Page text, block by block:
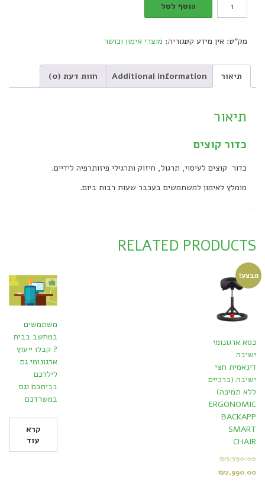
קוצים
הוסף לסל
מק"ט: אין מידע קטגוריה: מוצרי אימון וכושר
תיאור Additional information חוות דעת (0)
תיאור
כדור קוצים
כדור קוצים לעיסוי, תרגול, חיזוק ותרגילי פיזותרפיה לידיים.
מומלץ לאימון למשתמשים בעכבר שעות רבות ביום.
RELATED PRODUCTS
מבצע!
כסא ארגונומי
ישיבה
דינאמית חצי
ישיבה (ברכיים
ללא תמיכה)
ERGONOMIC
BACKAPP
SMART
CHAIR
₪3,590.00
₪2,990.00
משתמשים
במחשב בבית
? קבלו ייעוץ
ארגונומי גם
לילדכם
בביתכם וגם
במשרדכם
קרא
עוד